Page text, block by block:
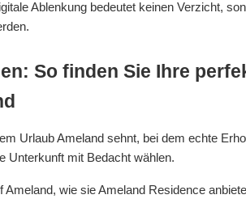
Ablenkung bedeutet keinen Verzicht,
So finden Sie Ihre
Urlaub Ameland sehnt, bei dem echte
Unterkunft mit Bedacht wählen.
Ameland, wie sie Ameland Residence